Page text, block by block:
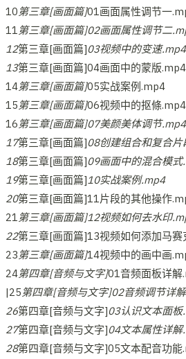
10第三章[画面篇]01画面属性调节一
11第三章[画面篇]02画面属性调节二
12第三章[画面篇]03视频中的变速.mp4
13第三章[画面篇]04画面中的蒙版.mp4
14第三章[画面篇]05实战案例.mp4
15第三章[画面篇]06视频中的抠條.mp4
16第三章[画面篇]07美颜美体调节.mp4
17第三章[画面篇]08创建组合和复合
18第三章[画面篇]09画面中的混合模式
19第三章[画面篇]10实战案例.mp4
20第三章[画面篇]11片段的其他操作
21第三章[画面篇]12视频如何去水印
22第三章[画面篇]13视频如何添加马赛
23第三章[画面篇]14视频中的画中画
24第四章[音频与文字]01音频面板详解
|25第四章[音频与文字]02音频调节详
26第四章[音频与文字]03认识文本面板
27第四章[音频与文字]04文本属性详解
28第四章[音频与文字]05文本配音功能